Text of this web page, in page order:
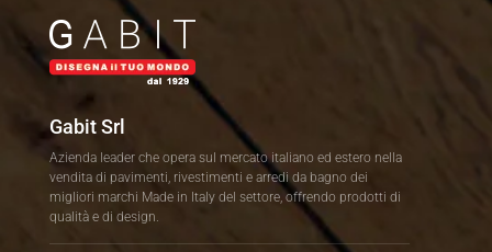
Gabit Srl
Azienda leader che opera sul mercato italiano ed estero nella
vendita di pavimenti, rivestimenti e arredi da bagno dei
migliori marchi Made in Italy del settore, offrendo prodotti di
qualità e di design.